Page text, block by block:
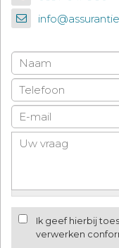
Ik geef hierbij
verwerken